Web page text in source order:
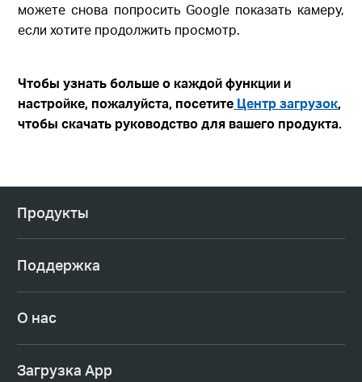
можете снова попросить Google показать камеру,
если хотите продолжить просмотр.
Чтобы узнать больше о каждой функции и
настройке, пожалуйста, посетите Центр загрузок,
чтобы скачать руководство для вашего продукта.
Продукты
Поддержка
О нас
Загрузка App